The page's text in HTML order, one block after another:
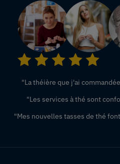
"La théière que j'ai
"Les services à thé sont
"Mes nouvelles tasses de thé